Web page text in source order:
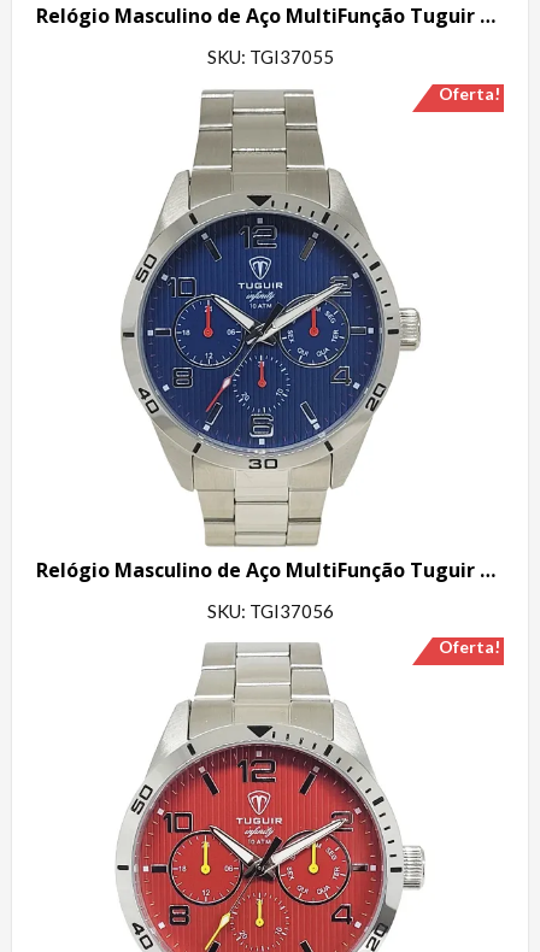
Relógio Masculino de Aço MultiFunção Tuguir Analógico Infinity TGI37055 Prata e Preto
SKU: TGI37055
Oferta!
Relógio Masculino de Aço MultiFunção Tuguir Analógico Infinity TGI37056 Prata e Azul
SKU: TGI37056
Oferta!